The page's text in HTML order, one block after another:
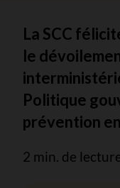
La SCC
le
Politique
prévention
2 min. de